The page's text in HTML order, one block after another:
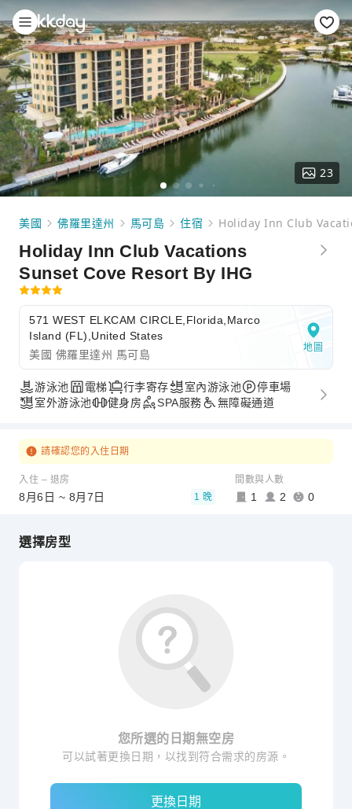
23
美國 佛羅里達州 馬可島 住宿 Holiday Inn Club
Holiday Inn Club Vacations
Sunset Cove Resort By IHG
571 WEST ELKCAM CIRCLE,Florida,Marco
Island (FL),United States
美國 佛羅里達州 馬可島
地圖
游泳池 電梯 行李寄存 室內游泳池
停車場
室外游泳池
健身房 SPA服務 無障礙通道
請確認您的入住日期
入住 – 退房
8月6日 ~ 8月7日 1 晚
間數與人數
1 2 0
選擇房型
您所選的日期無空房
可以試著更換日期，以找到符合需求的房源。
更換日期